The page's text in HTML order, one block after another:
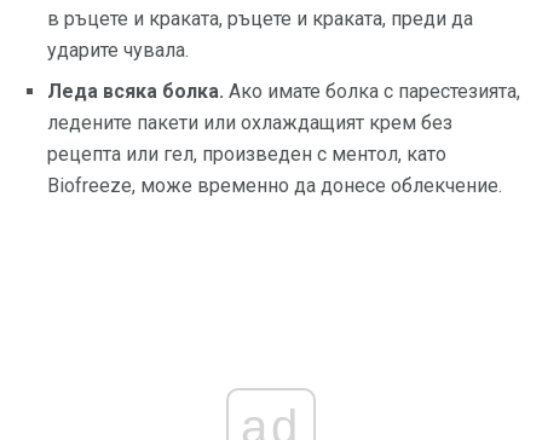
в ръцете и краката, ръцете и краката, преди да
ударите чувала.
Леда всяка болка. Ако имате болка с парестезията,
ледените пакети или охлаждащият крем без
рецепта или гел, произведен с ментол, като
Biofreeze, може временно да донесе облекчение.
ad